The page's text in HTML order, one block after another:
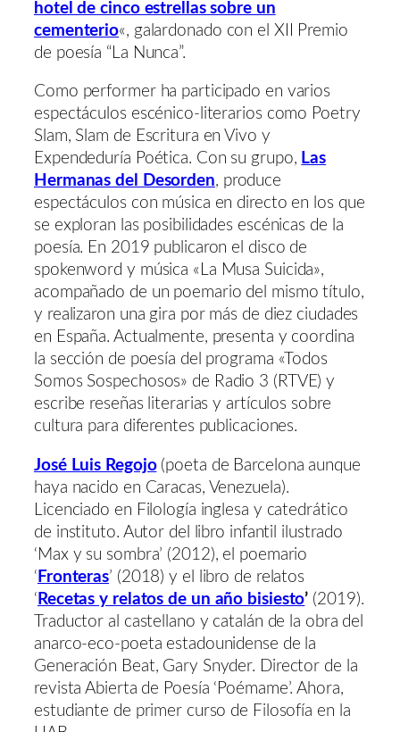
hotel de cinco estrellas sobre un
cementerio«, galardonado con el XII Premio
de poesía “La Nunca”.
Como performer ha participado en varios
espectáculos escénico-literarios como Poetry
Slam, Slam de Escritura en Vivo y
Expendeduría Poética. Con su grupo, Las
Hermanas del Desorden, produce
espectáculos con música en directo en los que
se exploran las posibilidades escénicas de la
poesía. En 2019 publicaron el disco de
spokenword y música «La Musa Suicida»,
acompañado de un poemario del mismo título,
y realizaron una gira por más de diez ciudades
en España. Actualmente, presenta y coordina
la sección de poesía del programa «Todos
Somos Sospechosos» de Radio 3 (RTVE) y
escribe reseñas literarias y artículos sobre
cultura para diferentes publicaciones.
José Luis Regojo(poeta de Barcelona aunque
haya nacido en Caracas, Venezuela).
Licenciado en Filología inglesa y catedrático
de instituto. Autor del libro infantil ilustrado
‘Max y su sombra’ (2012), el poemario
‘ Fronteras’ (2018) y el libro de relatos
‘ Recetas y relatos de un año bisiesto’ (2019).
Traductor al castellano y catalán de la obra del
anarco-eco-poeta estadounidense de la
Generación Beat, Gary Snyder. Director de la
revista Abierta de Poesía ‘Poémame’. Ahora,
estudiante de primer curso de Filosofía en la